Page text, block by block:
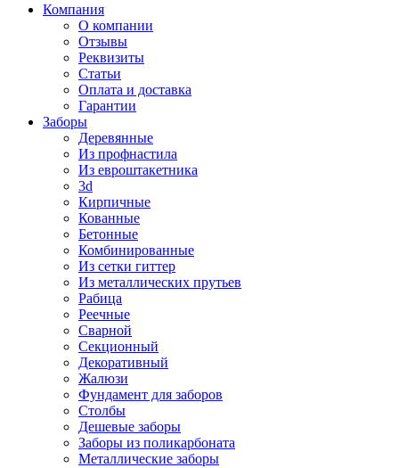
Компания
О компании
Отзывы
Реквизиты
Статьи
Оплата и доставка
Гарантии
Заборы
Деревянные
Из профнастила
Из евроштакетника
3d
Кирпичные
Кованные
Бетонные
Комбинированные
Из сетки гиттер
Из металлических прутьев
Рабица
Реечные
Сварной
Секционный
Декоративный
Жалюзи
Фундамент для заборов
Столбы
Дешевые заборы
Заборы из поликарбоната
Металлические заборы